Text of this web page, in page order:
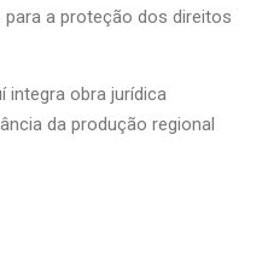
a proteção dos direitos
integra obra jurídica
da produção regional